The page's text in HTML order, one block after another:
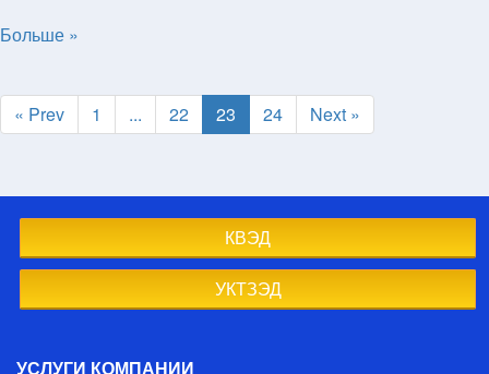
Больше »
« Prev 1 ... 22 23 24 Next »
КВЭД
УКТЗЭД
УСЛУГИ КОМПАНИИ